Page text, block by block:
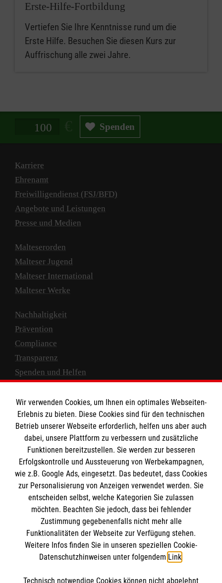
Erste-Hilfe-Fortbildung
Vertiefen Sie Ihre Kenntnisse rund um die
Erste Hilfe. Besuchen Sie diesen Kurs zur
Auffrischung alle zwei Jahre.
Spendenbetrag in Euro Spenden
Karriere
Ehrenamt
Freiwilligendienst (FSJ/BFD)
Angebote und Leistungen
Presse und Medien
Malteserorden
Malteser Jugend
Malteser International
Malteser Werke
Nachhaltigkeit
Prävention
Compliance
Transparenz
Spenden und Helfen
Empfänger: Malteser Hilfsdienst e.V.
IBAN: DE10 3706 0120 1201 2000 12
BIC: GENODED 1PA7
Newsletter abonnieren
Wir verwenden Cookies, um Ihnen ein optimales Webseiten-
Erlebnis zu bieten. Diese Cookies sind für den technischen
Betrieb unserer Webseite erforderlich, helfen uns aber auch
dabei, unsere Plattform zu verbessern und zusätzliche
Funktionen bereitzustellen. Sie werden zur besseren
Erfolgskontrolle und Aussteuerung von Werbekampagnen,
wie z.B. Google Ads, eingesetzt. Das bedeutet, dass Cookies
zur Personalisierung von Anzeigen verwendet werden. Sie
entscheiden selbst, welche Kategorien Sie zulassen
möchten. Beachten Sie jedoch, dass bei fehlender
Zustimmung gegebenenfalls nicht mehr alle
Funktionalitäten der Webseite zur Verfügung stehen.
Weitere Infos finden Sie in unseren speziellen Cookie-
Datenschutzhinweisen unter folgendem Link.
Technisch notwendige Cookies können nicht abgelehnt